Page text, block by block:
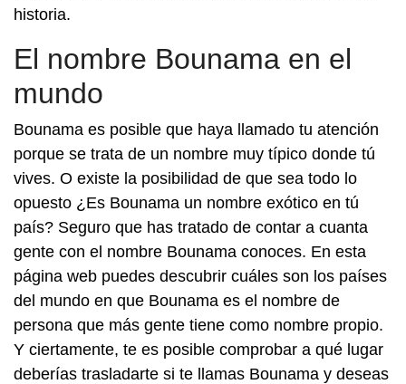
historia.
El nombre Bounama en el
mundo
Bounama es posible que haya llamado tu atención
porque se trata de un nombre muy típico donde tú
vives. O existe la posibilidad de que sea todo lo
opuesto ¿Es Bounama un nombre exótico en tú
país? Seguro que has tratado de contar a cuanta
gente con el nombre Bounama conoces. En esta
página web puedes descubrir cuáles son los países
del mundo en que Bounama es el nombre de
persona que más gente tiene como nombre propio.
Y ciertamente, te es posible comprobar a qué lugar
deberías trasladarte si te llamas Bounama y deseas